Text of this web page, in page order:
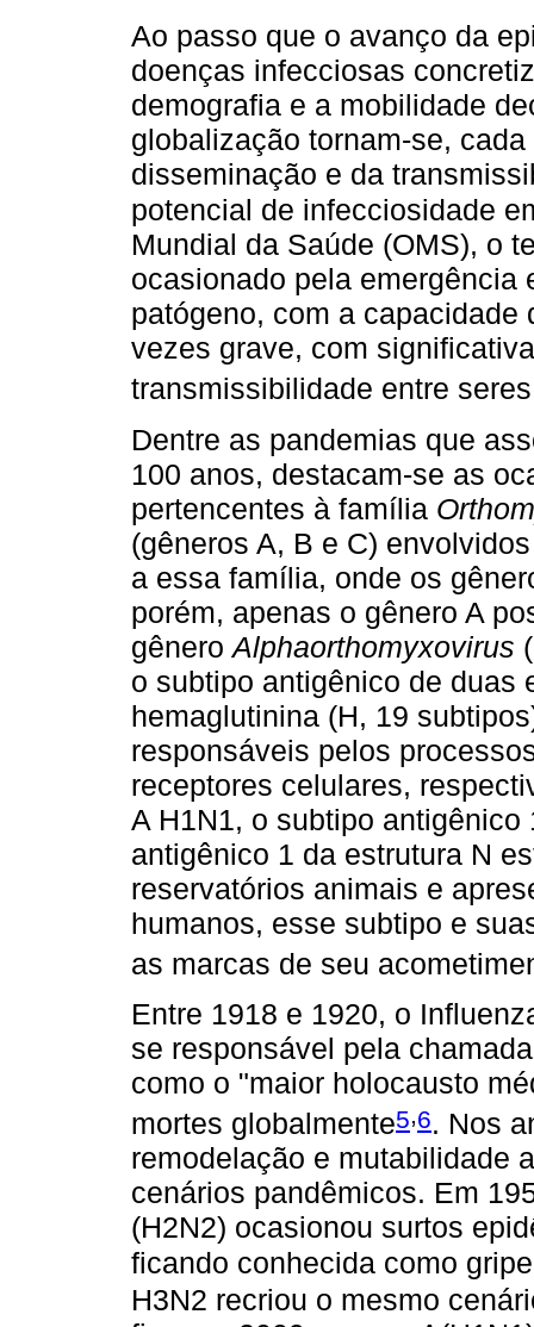
Ao passo que o avanço da
doenças infecciosas
demografia e a mobilidade
globalização tornam-se,
disseminação e da
potencial de infecciosidade
Mundial da Saúde (OMS), o
ocasionado pela emergência
patógeno, com a capacidade
vezes grave, com
transmissibilidade entre
Dentre as pandemias que
100 anos, destacam-se as
pertencentes à família
(gêneros A, B e C)
a essa família, onde os
porém, apenas o gênero A
gêneroAlphaorthomyxovirus
o subtipo antigênico de duas
hemaglutinina (H, 19
responsáveis pelos
receptores celulares,
A H1N1, o subtipo
antigênico 1 da estrutura N
reservatórios animais e
humanos, esse subtipo e
as marcas de seu
Entre 1918 e 1920, o
se responsável pela
como o "maior holocausto
mortes globalmente5,6. Nos
remodelação e mutabilidade
cenários pandêmicos. Em
(H2N2) ocasionou surtos
ficando conhecida como
H3N2 recriou o mesmo